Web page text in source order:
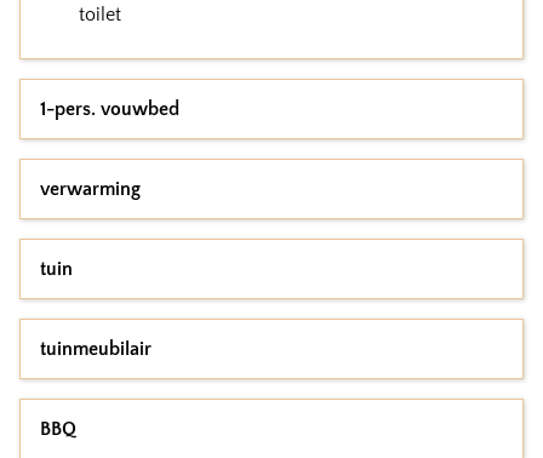
toilet
1-pers. vouwbed
verwarming
tuin
tuinmeubilair
BBQ